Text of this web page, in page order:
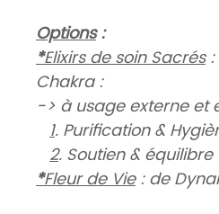
Options:
*Elixirs de soin Sacrés:
Chakra :
-> à usage externe et
1. Purification &
2. Soutien & équilibre
*Fleur de Vie: de